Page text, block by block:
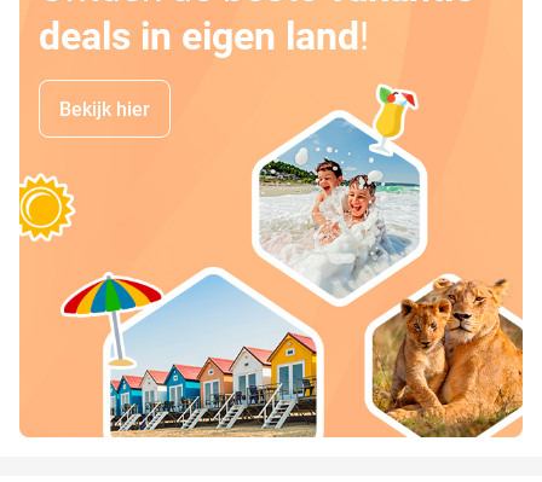
deals in eigen land!
Bekijk hier